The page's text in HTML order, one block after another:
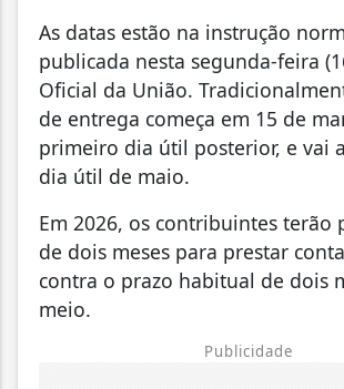
As datas estão na instrução
publicada nesta segunda-feira
Oficial da União.
de entrega começa em 15 de
primeiro dia útil posterior, e vai
dia útil de maio.
Em 2026, os contribuintes terão
de dois meses para prestar
contra o prazo habitual de dois
meio.
Publicidade